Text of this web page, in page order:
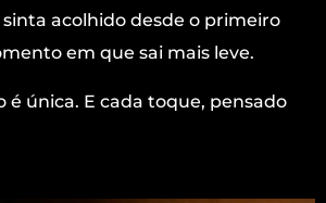
sinta acolhido desde o primeiro
em que sai mais leve.
é única. E cada toque, pensado